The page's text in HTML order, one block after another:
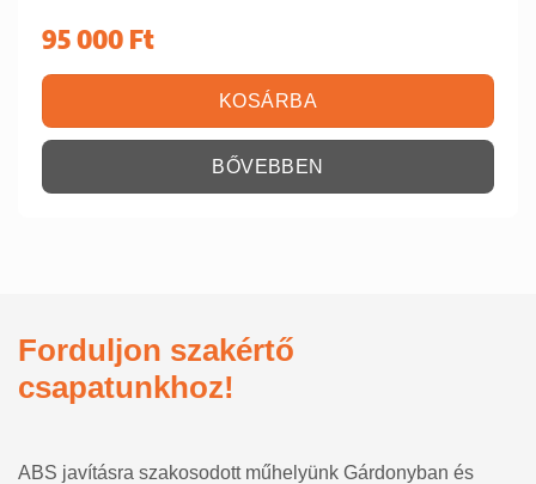
95 000 Ft
KOSÁRBA
BŐVEBBEN
Forduljon szakértő
csapatunkhoz!
ABS javításra szakosodott műhelyünk Gárdonyban és